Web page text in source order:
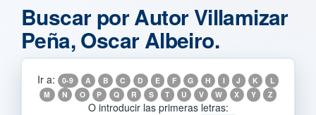
Buscar por Autor Villamizar
Peña, Oscar Albeiro.
Ir a: 0-9 A B C D E F G H I J K
L
M
N O P Q R S T U V W X Y Z
O introducir las primeras letras: